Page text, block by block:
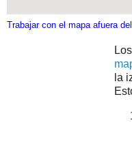
Trabajar con el mapa afuera
la